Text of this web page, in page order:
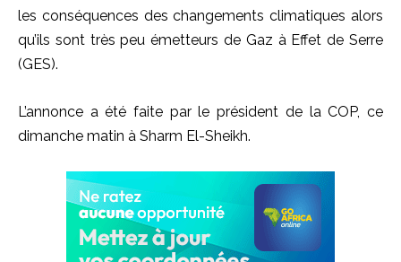
les conséquences des changements climatiques alors
qu’ils sont très peu émetteurs de Gaz à Effet de Serre
(GES).
L’annonce a été faite par le président de la COP, ce
dimanche matin à Sharm El-Sheikh.